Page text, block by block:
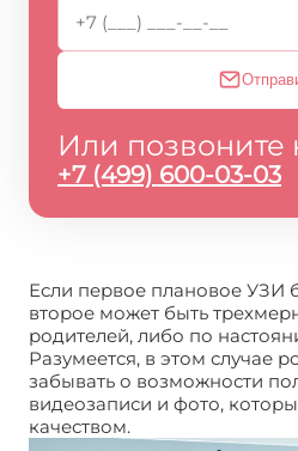
Или позвоните
+7 (499) 600-03-03
Если первое плановое УЗИ
второе может быть
родителей, либо по
Разумеется, в этом случае
забывать о возможности
видеозаписи и фото,
качеством.